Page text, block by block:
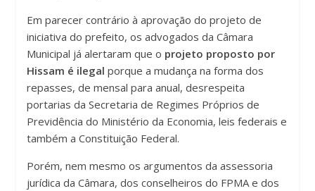
Em parecer contrário à aprovação do projeto de
iniciativa do prefeito, os advogados da Câmara
Municipal já alertaram que o projeto proposto por
Hissam é ilegal porque a mudança na forma dos
repasses, de mensal para anual, desrespeita
portarias da Secretaria de Regimes Próprios de
Previdência do Ministério da Economia, leis federais e
também a Constituição Federal.
Porém, nem mesmo os argumentos da assessoria
jurídica da Câmara, dos conselheiros do FPMA e dos